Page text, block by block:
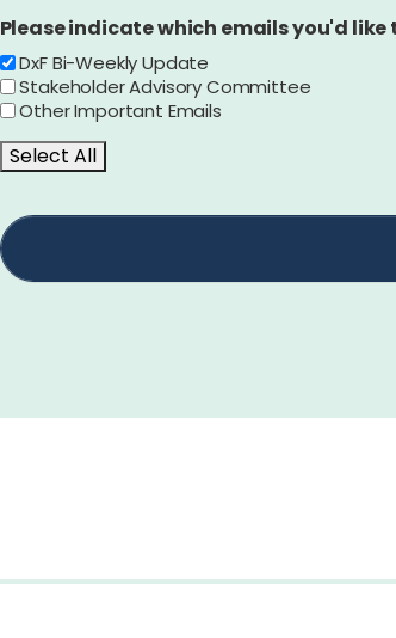
Please indicate which emails you'd like
DxF Bi-Weekly Update
Stakeholder Advisory Committee
Other Important Emails
Select All